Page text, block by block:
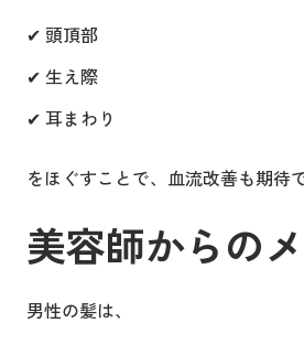
✔ 頭頂部
✔ 生え際
✔ 耳まわり
をほぐすことで、血流改善も期待
美容師からの
男性の髪は、